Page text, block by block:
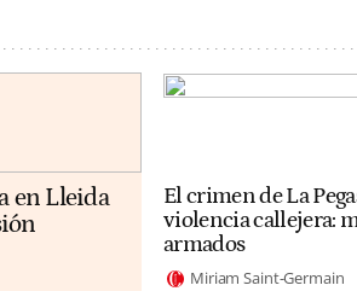
en Lleida
El crimen de La
violencia callejera:
armados
Miriam Saint-Germain